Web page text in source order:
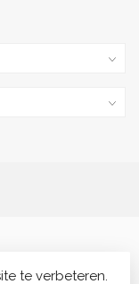
te verbeteren.